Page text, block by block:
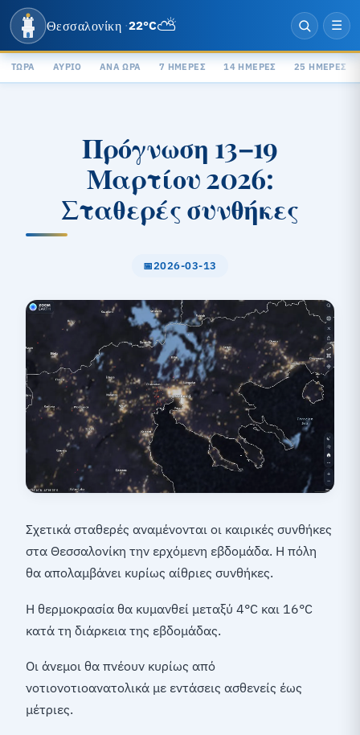
Θεσσαλονίκη ·22°C⛅ ☰
ΤΏΡΑ ΑΎΡΙΟ ΑΝΆ ΏΡΑ 7 ΗΜΈΡΕΣ 14 ΗΜΈΡΕΣ 25 ΗΜΈΡΕΣ
Πρόγνωση 13–19
Μαρτίου 2026:
Σταθερές συνθήκες
2026-03-13
Σχετικά σταθερές αναμένονται οι καιρικές συνθήκες
στα Θεσσαλονίκη την ερχόμενη εβδομάδα. Η πόλη
θα απολαμβάνει κυρίως αίθριες συνθήκες.
Η θερμοκρασία θα κυμανθεί μεταξύ 4°C και 16°C
κατά τη διάρκεια της εβδομάδας.
Οι άνεμοι θα πνέουν κυρίως από
νοτιονοτιοανατολικά με εντάσεις ασθενείς έως
μέτριες.